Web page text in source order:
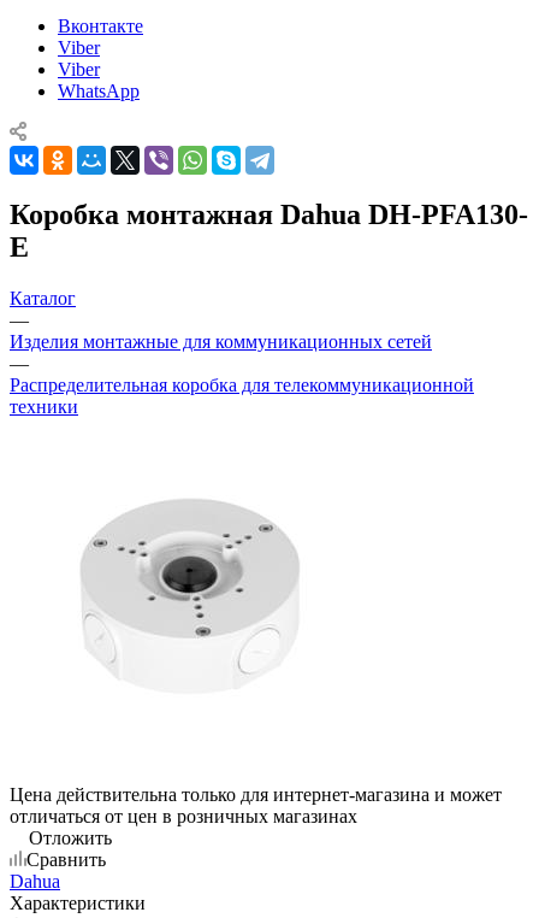
Вконтакте
Viber
Viber
WhatsApp
Коробка монтажная Dahua DH-PFA130-
E
Каталог
—
Изделия монтажные для коммуникационных сетей
—
Распределительная коробка для телекоммуникационной
техники
Цена действительна только для интернет-магазина и может
отличаться от цен в розничных магазинах
Отложить
Сравнить
Dahua
Характеристики